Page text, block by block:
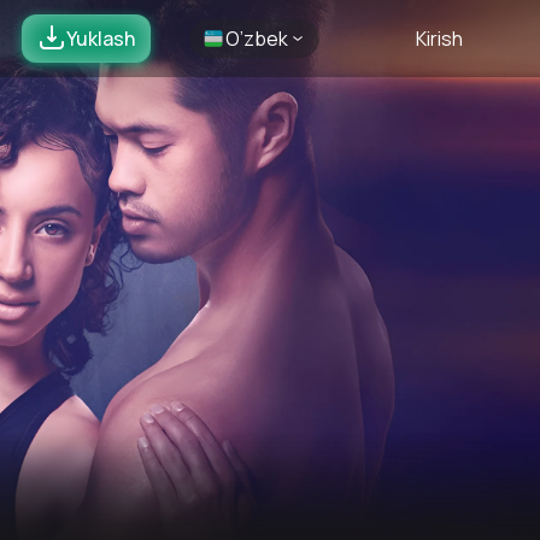
Yuklash O’zbek Kirish